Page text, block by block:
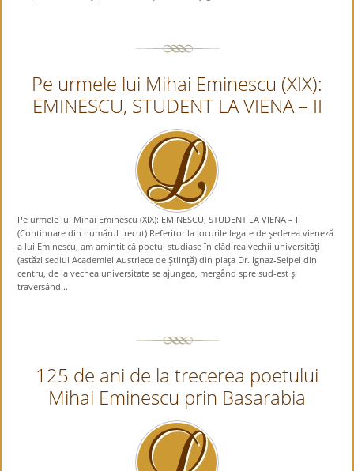
Pe urmele lui Mihai Eminescu (XIX):
EMINESCU, STUDENT LA VIENA – II
Pe urmele lui Mihai Eminescu (XIX): EMINESCU, STUDENT LA VIENA – II
(Continuare din numărul trecut) Referitor la locurile legate de şederea vieneză
a lui Eminescu, am amintit că poetul studiase în clădirea vechii universităţi
(astăzi sediul Academiei Austriece de Ştiinţă) din piaţa Dr. Ignaz-Seipel din
centru, de la vechea universitate se ajungea, mergând spre sud-est şi
traversând...
125 de ani de la trecerea poetului
Mihai Eminescu prin Basarabia